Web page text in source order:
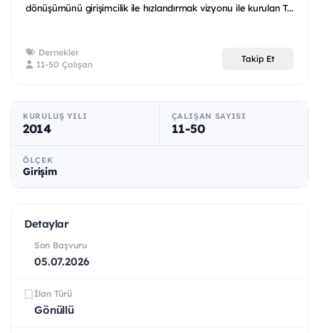
dönüşümünü girişimcilik ile hızlandırmak vizyonu ile kurulan T...
Dernekler
11-50 Çalışan
Takip Et
KURULUŞ YILI
2014
ÇALIŞAN SAYISI
11-50
ÖLÇEK
Girişim
Detaylar
Son Başvuru
05.07.2026
İlan Türü
Gönüllü